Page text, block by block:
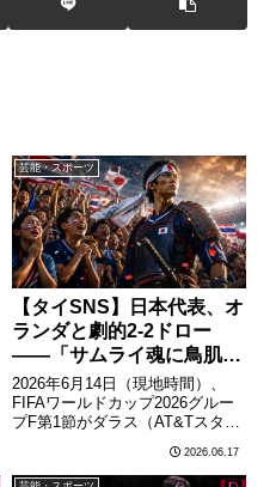
芸能・スポーツ
【タイSNS】日本代表、オ
ランダと劇的2-2ドロー
——「サムライ魂に鳥肌」
タイ人ファンが熱狂
2026年6月14日（現地時間）、
FIFAワールドカップ2026グルー
プF第1節がダラス（AT&Tスタジ
ンダと2-2の引き分けで勝ち点1を
分け合った。後半89分に鎌田大
2026.06.17